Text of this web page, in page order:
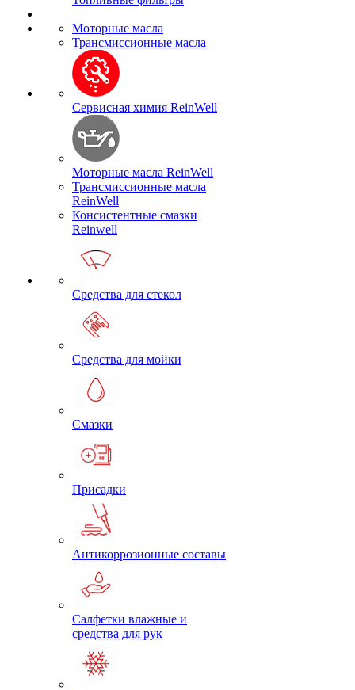
Моторные масла
Трансмиссионные масла
Сервисная химия ReinWell
Моторные масла ReinWell
Трансмиссионные масла
ReinWell
Консистентные смазки
Reinwell
Средства для стекол
Средства для мойки
Смазки
Присадки
Антикоррозионные составы
Салфетки влажные и
средства для рук